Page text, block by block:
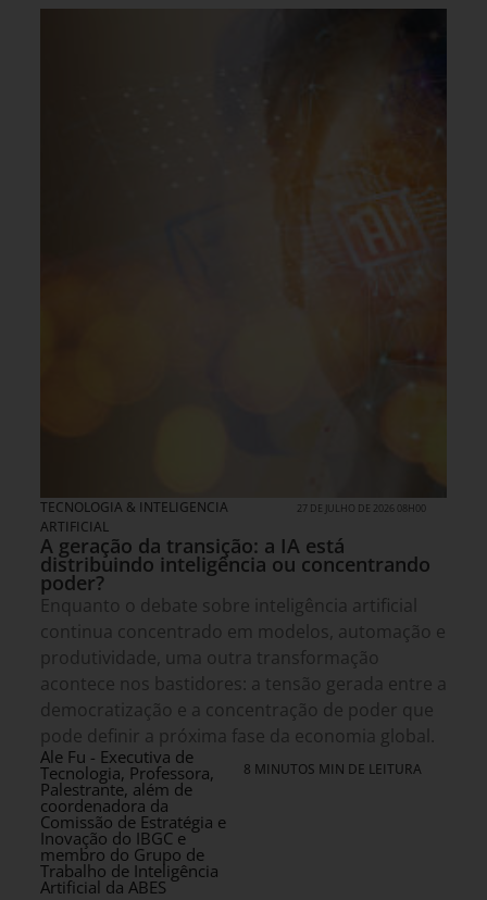
TECNOLOGIA & INTELIGENCIA
ARTIFICIAL
27 DE JULHO DE 2026 08H00
A geração da transição: a IA está
distribuindo inteligência ou concentrando
poder?
Enquanto o debate sobre inteligência artificial
continua concentrado em modelos, automação e
produtividade, uma outra transformação
acontece nos bastidores: a tensão gerada entre a
democratização e a concentração de poder que
pode definir a próxima fase da economia global.
Ale Fu - Executiva de
Tecnologia, Professora,
Palestrante, além de
coordenadora da
Comissão de Estratégia e
Inovação do IBGC e
membro do Grupo de
Trabalho de Inteligência
Artificial da ABES
8 MINUTOS MIN DE LEITURA